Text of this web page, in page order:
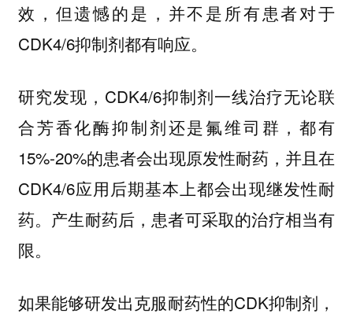
效，但遗憾的是，并不是所有患者对于
CDK4/6抑制剂都有响应。
研究发现，CDK4/6抑制剂一线治疗无论联
合芳香化酶抑制剂还是氟维司群，都有
15%-20%的患者会出现原发性耐药，并且在
CDK4/6应用后期基本上都会出现继发性耐
药。产生耐药后，患者可采取的治疗相当有
限。
如果能够研发出克服耐药性的CDK抑制剂，